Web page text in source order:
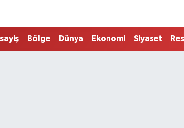
Bölge Dünya Ekonomi Siyaset